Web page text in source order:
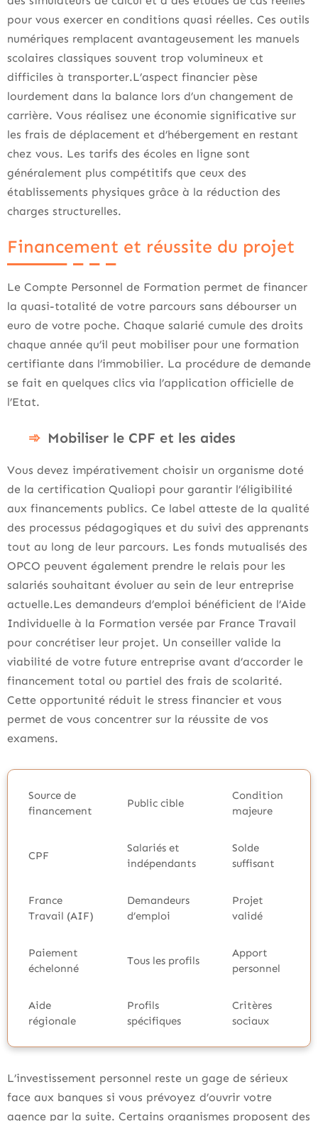
pour vous exercer en conditions quasi réelles. Ces outils
numériques remplacent avantageusement les manuels
scolaires classiques souvent trop volumineux et
difficiles à transporter.L’aspect financier pèse
lourdement dans la balance lors d’un changement de
carrière. Vous réalisez une économie significative sur
les frais de déplacement et d’hébergement en restant
chez vous. Les tarifs des écoles en ligne sont
généralement plus compétitifs que ceux des
établissements physiques grâce à la réduction des
charges structurelles.
Financement et réussite du projet
Le Compte Personnel de Formation permet de financer
la quasi-totalité de votre parcours sans débourser un
euro de votre poche. Chaque salarié cumule des droits
chaque année qu’il peut mobiliser pour une formation
certifiante dans l’immobilier. La procédure de demande
se fait en quelques clics via l’application officielle de
l’Etat.
Mobiliser le CPF et les aides
Vous devez impérativement choisir un organisme doté
de la certification Qualiopi pour garantir l’éligibilité
aux financements publics. Ce label atteste de la qualité
des processus pédagogiques et du suivi des apprenants
tout au long de leur parcours. Les fonds mutualisés des
OPCO peuvent également prendre le relais pour les
salariés souhaitant évoluer au sein de leur entreprise
actuelle.Les demandeurs d’emploi bénéficient de l’Aide
Individuelle à la Formation versée par France Travail
pour concrétiser leur projet. Un conseiller valide la
viabilité de votre future entreprise avant d’accorder le
financement total ou partiel des frais de scolarité.
Cette opportunité réduit le stress financier et vous
permet de vous concentrer sur la réussite de vos
examens.
Source de
financement
Public cible
Condition
majeure
CPF
Salariés et
indépendants
Solde
suffisant
France
Travail (AIF)
Demandeurs
d’emploi
Projet
validé
Paiement
échelonné
Tous les profils
Apport
personnel
Aide
régionale
Profils
spécifiques
Critères
sociaux
L’investissement personnel reste un gage de sérieux
face aux banques si vous prévoyez d’ouvrir votre
agence par la suite. Certains organismes proposent des